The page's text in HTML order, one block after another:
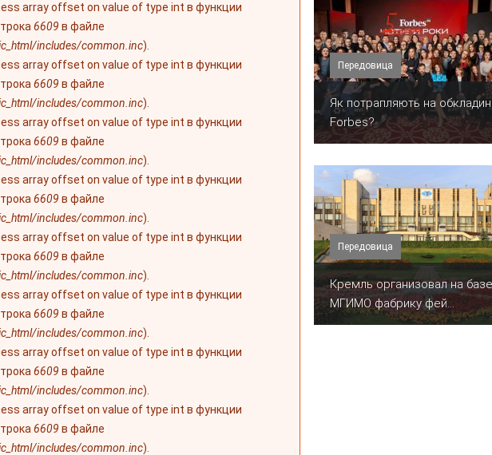
array offset on value of type int в функции
6609 в файле
includes/common.inc).
array offset on value of type int в функции
6609 в файле
includes/common.inc).
array offset on value of type int в функции
6609 в файле
includes/common.inc).
array offset on value of type int в функции
6609 в файле
includes/common.inc).
array offset on value of type int в функции
6609 в файле
includes/common.inc).
array offset on value of type int в функции
6609 в файле
includes/common.inc).
array offset on value of type int в функции
6609 в файле
includes/common.inc).
array offset on value of type int в функции
6609 в файле
includes/common.inc).
Передовица
​Як потрапляють на
Forbes?
Передовица
Кремль организовал на базе
МГИМО фабрику фей...